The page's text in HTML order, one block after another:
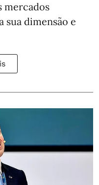
mercados
sua dimensão e